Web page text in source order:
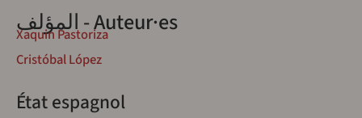
المؤلف - Auteur·esXaquin Pastoriza
Cristóbal López
État espagnol